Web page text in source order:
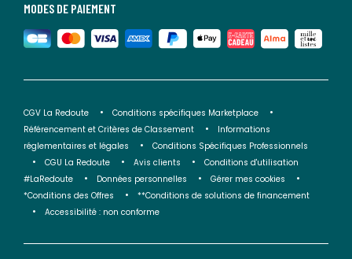
MODES DE PAIEMENT
CGV La Redoute
Conditions spécifiques Marketplace
Référencement et Critères de Classement
Informations
réglementaires et légales
Conditions Spécifiques Professionnels
CGU La Redoute
Avis clients
Conditions d'utilisation
#LaRedoute
Données personnelles
Gérer mes cookies
*Conditions des Offres
**Conditions de solutions de financement
Accessibilité : non conforme